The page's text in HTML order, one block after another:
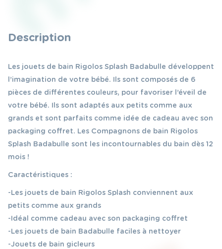
Description
Les jouets de bain Rigolos Splash Badabulle développent
l’imagination de votre bébé. Ils sont composés de 6
pièces de différentes couleurs, pour favoriser l’éveil de
votre bébé. Ils sont adaptés aux petits comme aux
grands et sont parfaits comme idée de cadeau avec son
packaging coffret. Les Compagnons de bain Rigolos
Splash Badabulle sont les incontournables du bain dès 12
mois !
Caractéristiques :
-Les jouets de bain Rigolos Splash conviennent aux
petits comme aux grands
-Idéal comme cadeau avec son packaging coffret
-Les jouets de bain Badabulle faciles à nettoyer
-Jouets de bain gicleurs